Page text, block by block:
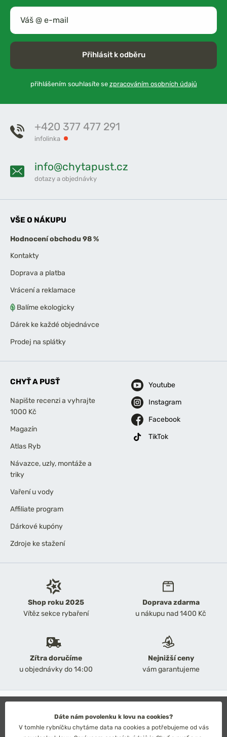
Přihlásit k odběru
přihlášením souhlasíte se zpracováním osobních údajů
Shop roku 2025
Vítěz sekce rybaření
Doprava zdarma
u nákupu nad 1400 Kč
Zítra doručíme
u objednávky do 14:00
Nejnižší ceny
vám garantujeme
+420 377 477 291
infolinka
info@chytapust.cz
dotazy a objednávky
VŠE O NÁKUPU
Hodnocení obchodu 98 %
Kontakty
Doprava a platba
Vrácení a reklamace
Balíme ekologicky
Dárek ke každé objednávce
Prodej na splátky
CHYŤ A PUSŤ
Napište recenzi a vyhrajte
1000 Kč
Magazín
Atlas Ryb
Návazce, uzly, montáže a
triky
Vaření u vody
Affiliate program
Dárkové kupóny
Zdroje ke stažení
Youtube
Instagram
Facebook
TikTok
Obchodní podmínky
Ochrana osobních údajů
Dáte nám povolenku k lovu na cookies?
V tomhle rybníčku chytáme data na cookies a potřebujeme od vás